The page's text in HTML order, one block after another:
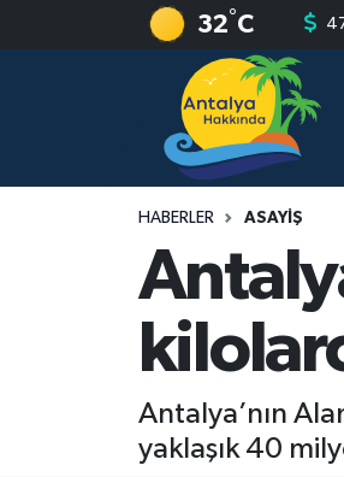
32°C
vurup sakat bıraktılar 12:45
HABERLER ASAYIŞ
Antalya’nın
yaklaşık 40
Magazin
Ekonomi
Antalya Nöbetçi Eczaneler
Antalya Hava Durumu
Antalya Namaz Vakitleri
Antalya Trafik Yoğunluk
Süper Lig Puan Durumu ve
Tüm Manşetler
Son Dakika Haberleri